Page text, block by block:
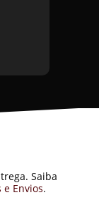
Saiba
e Envios.